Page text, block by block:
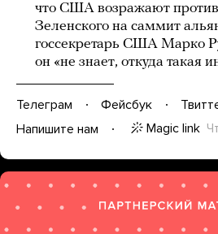
что США возражают
Зеленского на саммит
госсекретарь США Марко
он «не знает, откуда такая
Телеграм Фейсбук
Напишите нам
Magic link